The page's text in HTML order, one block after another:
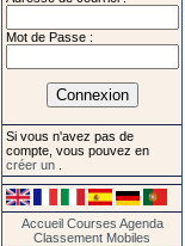
Mot de Passe :
Si vous n'avez pas de
compte, vous pouvez en
créer un
Accueil Courses Agenda
Classement Mobiles